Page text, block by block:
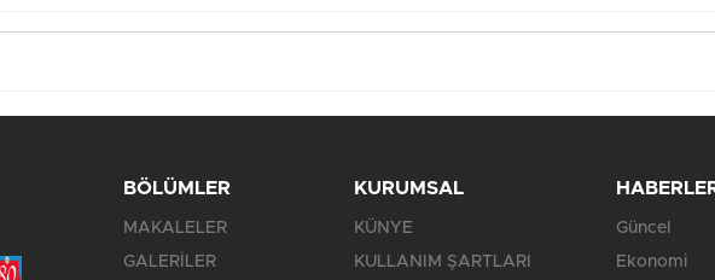
BÖLÜMLER
MAKALELER
GALERİLER
KURUMSAL
KÜNYE
KULLANIM ŞARTLARI
Güncel
Ekonomi